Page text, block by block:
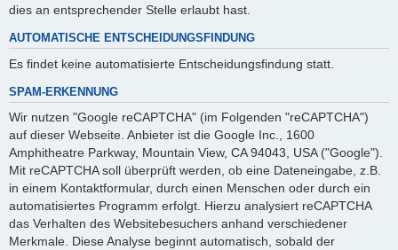
dies an entsprechender Stelle erlaubt hast.
AUTOMATISCHE ENTSCHEIDUNGSFINDUNG
Es findet keine automatisierte Entscheidungsfindung statt.
SPAM-ERKENNUNG
Wir nutzen "Google reCAPTCHA" (im Folgenden "reCAPTCHA")
auf dieser Webseite. Anbieter ist die Google Inc., 1600
Amphitheatre Parkway, Mountain View, CA 94043, USA ("Google").
Mit reCAPTCHA soll überprüft werden, ob eine Dateneingabe, z.B.
in einem Kontaktformular, durch einen Menschen oder durch ein
automatisiertes Programm erfolgt. Hierzu analysiert reCAPTCHA
das Verhalten des Websitebesuchers anhand verschiedener
Merkmale. Diese Analyse beginnt automatisch, sobald der